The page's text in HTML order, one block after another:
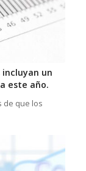
incluyan un
este año.
de que los